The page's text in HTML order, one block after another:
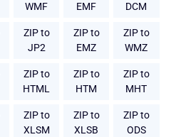
WMF
EMF
DCM
ZIP to
JP2
ZIP to
EMZ
ZIP to
WMZ
ZIP to
HTML
ZIP to
HTM
ZIP to
MHT
ZIP to
XLSM
ZIP to
XLSB
ZIP to
ODS